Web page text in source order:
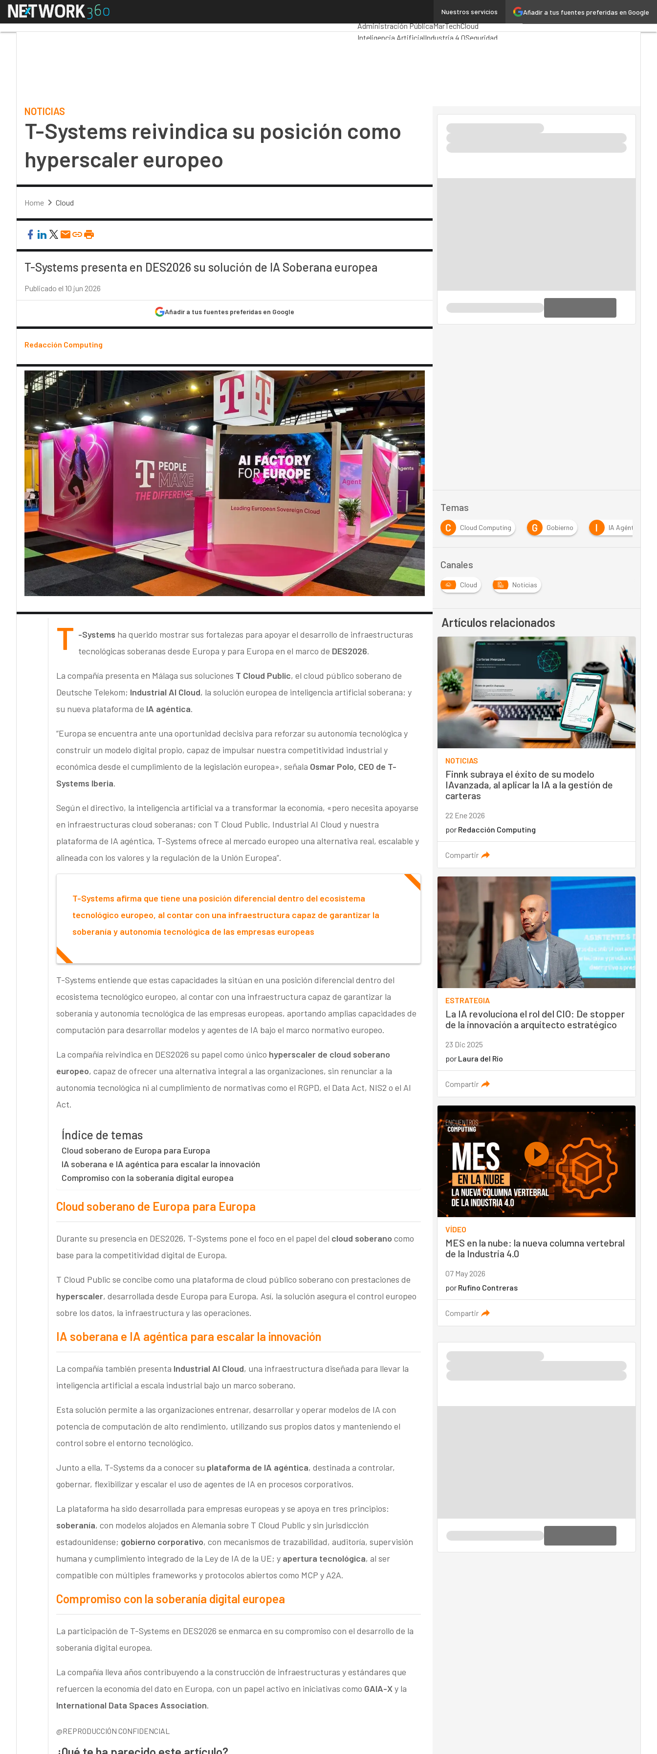
Añadir a tus fuentes preferidas en Google
Nuestros servicios
Menú
Analytics
Administración PúblicaMarTechCloud
Inteligencia ArtificialIndustria 4.0Seguridad
NOTICIAS
T-Systems reivindica su posición como
hyperscaler europeo
Home Cloud
T-Systems presenta en DES2026 su solución de IA Soberana europea
Publicado el 10 jun 2026
Añadir a tus fuentes preferidas en Google
Redacción Computing
T -Systems ha querido mostrar sus fortalezas para apoyar el desarrollo de infraestructuras
tecnológicas soberanas desde Europa y para Europa en el marco de DES2026.
La compañía presenta en Málaga sus soluciones T Cloud Public, el cloud público soberano de
Deutsche Telekom; Industrial AI Cloud, la solución europea de inteligencia artificial soberana; y
su nueva plataforma de IA agéntica.
“Europa se encuentra ante una oportunidad decisiva para reforzar su autonomía tecnológica y
construir un modelo digital propio, capaz de impulsar nuestra competitividad industrial y
económica desde el cumplimiento de la legislación europea», señala Osmar Polo, CEO de T-
Systems Iberia.
Según el directivo, la inteligencia artificial va a transformar la economía, «pero necesita apoyarse
en infraestructuras cloud soberanas; con T Cloud Public, Industrial AI Cloud y nuestra
plataforma de IA agéntica, T-Systems ofrece al mercado europeo una alternativa real, escalable y
alineada con los valores y la regulación de la Unión Europea”.
T-Systems afirma que tiene una posición diferencial dentro del ecosistema
tecnológico europeo, al contar con una infraestructura capaz de garantizar la
soberanía y autonomía tecnológica de las empresas europeas
T-Systems entiende que estas capacidades la sitúan en una posición diferencial dentro del
ecosistema tecnológico europeo, al contar con una infraestructura capaz de garantizar la
soberanía y autonomía tecnológica de las empresas europeas, aportando amplias capacidades de
computación para desarrollar modelos y agentes de IA bajo el marco normativo europeo.
La compañía reivindica en DES2026 su papel como único hyperscaler de cloud soberano
europeo, capaz de ofrecer una alternativa integral a las organizaciones, sin renunciar a la
autonomía tecnológica ni al cumplimiento de normativas como el RGPD, el Data Act, NIS2 o el AI
Act.
Índice de temas
Cloud soberano de Europa para Europa
IA soberana e IA agéntica para escalar la innovación
Compromiso con la soberanía digital europea
Cloud soberano de Europa para Europa
Durante su presencia en DES2026, T-Systems pone el foco en el papel del cloud soberano como
base para la competitividad digital de Europa.
T Cloud Public se concibe como una plataforma de cloud público soberano con prestaciones de
hyperscaler, desarrollada desde Europa para Europa. Así, la solución asegura el control europeo
sobre los datos, la infraestructura y las operaciones.
IA soberana e IA agéntica para escalar la innovación
La compañía también presenta Industrial AI Cloud, una infraestructura diseñada para llevar la
inteligencia artificial a escala industrial bajo un marco soberano.
Esta solución permite a las organizaciones entrenar, desarrollar y operar modelos de IA con
potencia de computación de alto rendimiento, utilizando sus propios datos y manteniendo el
control sobre el entorno tecnológico.
Junto a ella, T-Systems da a conocer su plataforma de IA agéntica, destinada a controlar,
gobernar, flexibilizar y escalar el uso de agentes de IA en procesos corporativos.
La plataforma ha sido desarrollada para empresas europeas y se apoya en tres principios:
soberanía, con modelos alojados en Alemania sobre T Cloud Public y sin jurisdicción
estadounidense; gobierno corporativo, con mecanismos de trazabilidad, auditoría, supervisión
humana y cumplimiento integrado de la Ley de IA de la UE; y apertura tecnológica, al ser
compatible con múltiples frameworks y protocolos abiertos como MCP y A2A.
Compromiso con la soberanía digital europea
La participación de T-Systems en DES2026 se enmarca en su compromiso con el desarrollo de la
soberanía digital europea.
La compañía lleva años contribuyendo a la construcción de infraestructuras y estándares que
refuercen la economía del dato en Europa, con un papel activo en iniciativas como GAIA-Xy la
International Data Spaces Association.
@REPRODUCCIÓN CONFIDENCIAL
Temas
C
Cloud C Cloud Computing G Gobierno I IA Agéntica
Canales
Cloud Noticias
Artículos relacionados
NOTICIAS
Finnk subraya el éxito de su modelo
IAvanzada, al aplicar la IA a la gestión de
carteras
22 Ene 2026
por Redacción Computing
Compartir
ESTRATEGIA
La IA revoluciona el rol del CIO: De stopper
de la innovación a arquitecto estratégico
23 Dic 2025
por Laura del Río
Compartir
VÍDEO
MES en la nube: la nueva columna vertebral
de la Industria 4.0
07 May 2026
por Rufino Contreras
Compartir